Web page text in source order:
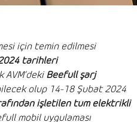
için temin edilmesi
tarihleri
AVM’deki Beefull şarj
olup 14-18 Şubat 2024
işletilen tüm elektrikli
mobil uygulaması